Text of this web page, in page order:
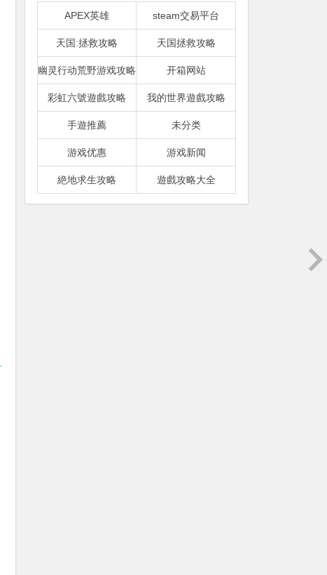
APEX英雄 steam交易平台
天国:拯救攻略 天国拯救攻略
幽灵行动荒野游戏攻略 开箱网站
彩虹六號遊戲攻略 我的世界遊戲攻略
手遊推薦 未分类
游戏优惠 游戏新闻
絶地求生攻略 遊戲攻略大全